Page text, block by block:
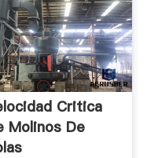
Critica
Molinos De